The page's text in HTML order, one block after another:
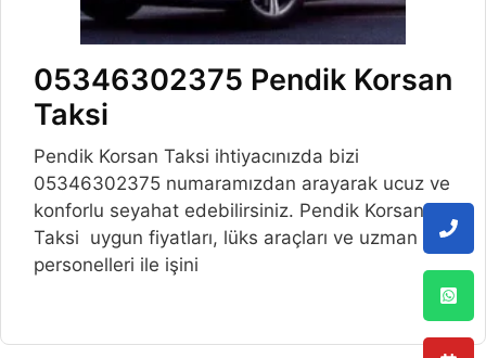
05346302375 Pendik Korsan
Taksi
Pendik Korsan Taksi ihtiyacınızda bizi
05346302375 numaramızdan arayarak ucuz ve
konforlu seyahat edebilirsiniz. Pendik Korsan
Taksi uygun fiyatları, lüks araçları ve uzman
personelleri ile işini